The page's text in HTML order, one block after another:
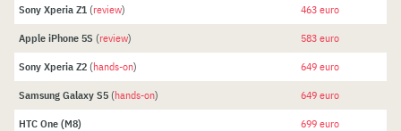
Sony Xperia Z1 (review) 463 euro
Apple iPhone 5S (review) 583 euro
Sony Xperia Z2 (hands-on) 649 euro
Samsung Galaxy S5 (hands-on) 649 euro
HTC One (M8) 699 euro